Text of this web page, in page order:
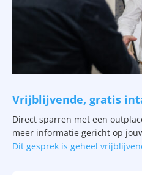
Vrijblijvende, gratis
Direct sparren met een
meer informatie gericht op
Dit gesprek is geheel